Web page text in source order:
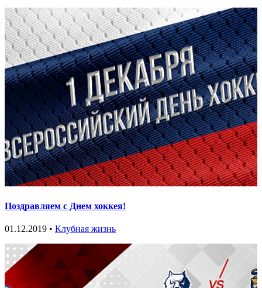
Поздравляем с Днем хоккея!
01.12.2019 • Клубная жизнь